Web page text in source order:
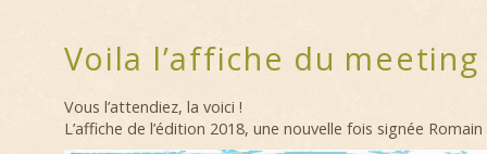
Voila l’affiche du meeting
Vous l’attendiez, la voici !
L’affiche de l’édition 2018, une nouvelle fois signée